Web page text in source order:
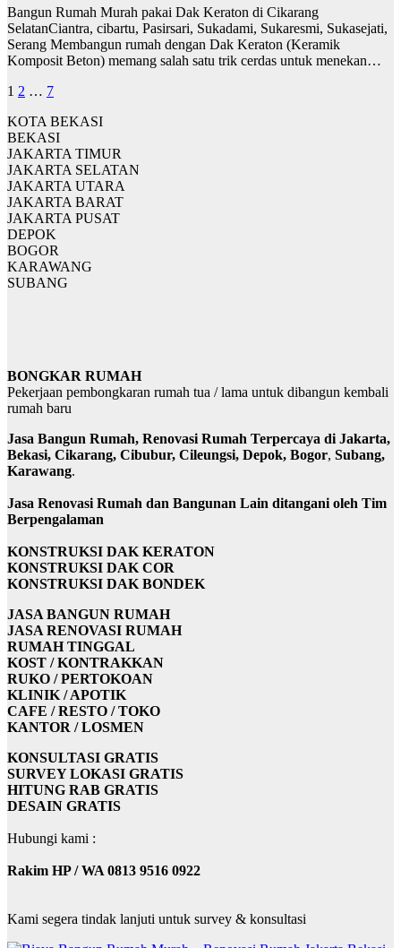
Bangun Rumah Murah pakai Dak Keraton di Cikarang
SelatanCiantra, cibartu, Pasirsari, Sukadami, Sukaresmi, Sukasejati,
Serang Membangun rumah dengan Dak Keraton (Keramik
Komposit Beton) memang salah satu trik cerdas untuk menekan…
Posts
pagination
1 2 … 7
KOTA BEKASI
BEKASI
JAKARTA TIMUR
JAKARTA SELATAN
JAKARTA UTARA
JAKARTA BARAT
JAKARTA PUSAT
DEPOK
BOGOR
KARAWANG
SUBANG
BONGKAR RUMAH
Pekerjaan pembongkaran rumah tua / lama untuk dibangun kembali
rumah baru
Jasa Bangun Rumah, Renovasi Rumah Terpercaya di Jakarta,
Bekasi, Cikarang, Cibubur, Cileungsi, Depok, Bogor, Subang,
Karawang.
Jasa Renovasi Rumah dan Bangunan Lain ditangani oleh Tim
Berpengalaman
KONSTRUKSI DAK KERATON
KONSTRUKSI DAK COR
KONSTRUKSI DAK BONDEK
JASA BANGUN RUMAH
JASA RENOVASI RUMAH
RUMAH TINGGAL
KOST / KONTRAKKAN
RUKO / PERTOKOAN
KLINIK / APOTIK
CAFE / RESTO / TOKO
KANTOR / LOSMEN
KONSULTASI GRATIS
SURVEY LOKASI GRATIS
HITUNG RAB GRATIS
DESAIN GRATIS
Hubungi kami :
Rakim HP / WA 0813 9516 0922
Kami segera tindak lanjuti untuk survey & konsultasi